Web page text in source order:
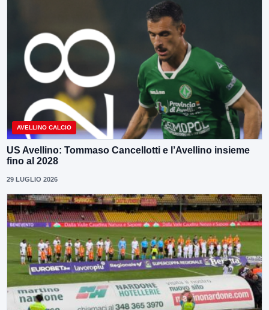
AVELLINO CALCIO
US Avellino: Tommaso Cancellotti e l’Avellino insieme
fino al 2028
29 LUGLIO 2026